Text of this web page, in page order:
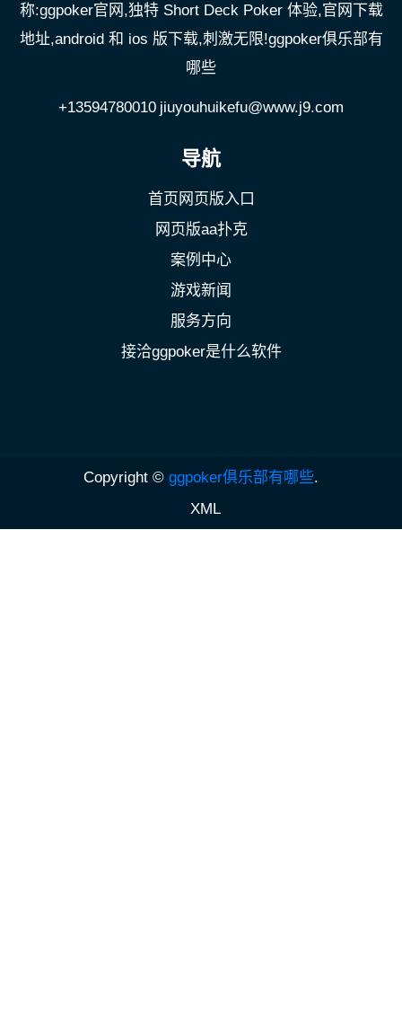
称:ggpoker官网,独特 Short Deck Poker 体验,官网下载
地址,android 和 ios 版下载,刺激无限!ggpoker俱乐部有
哪些
+13594780010 jiuyouhuikefu@www.j9.com
导航
首页网页版入口
网页版aa扑克
案例中心
游戏新闻
服务方向
接洽ggpoker是什么软件
Copyright © ggpoker俱乐部有哪些.
XML